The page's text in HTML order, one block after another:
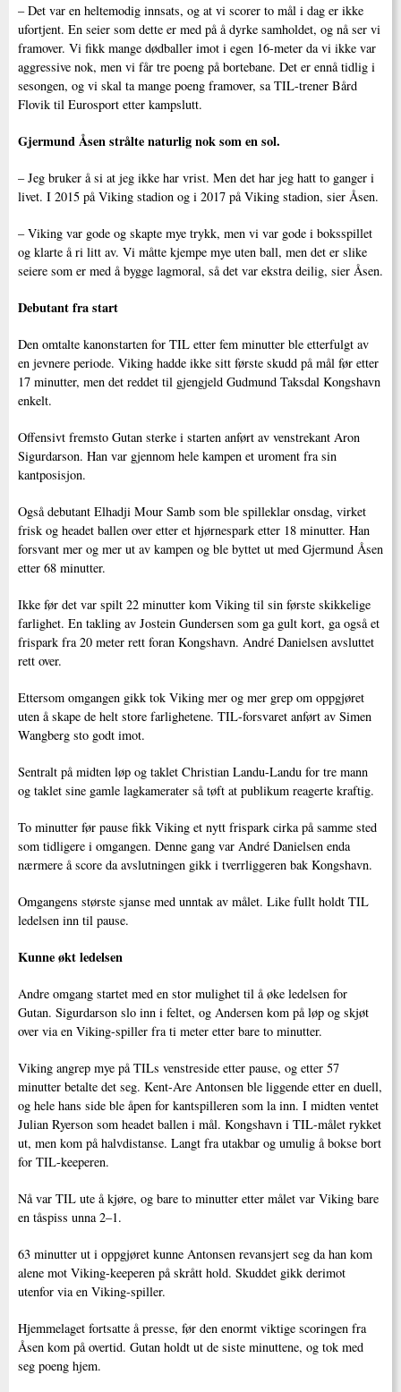
– Det var en heltemodig innsats, og at vi scorer to mål i dag er ikke
ufortjent. En seier som dette er med på å dyrke samholdet, og nå ser vi
framover. Vi fikk mange dødballer imot i egen 16-meter da vi ikke var
aggressive nok, men vi får tre poeng på bortebane. Det er ennå tidlig i
sesongen, og vi skal ta mange poeng framover, sa TIL-trener Bård
Flovik til Eurosport etter kampslutt.
Gjermund Åsen strålte naturlig nok som en sol.
– Jeg bruker å si at jeg ikke har vrist. Men det har jeg hatt to ganger i
livet. I 2015 på Viking stadion og i 2017 på Viking stadion, sier Åsen.
– Viking var gode og skapte mye trykk, men vi var gode i boksspillet
og klarte å ri litt av. Vi måtte kjempe mye uten ball, men det er slike
seiere som er med å bygge lagmoral, så det var ekstra deilig, sier Åsen.
Debutant fra start
Den omtalte kanonstarten for TIL etter fem minutter ble etterfulgt av
en jevnere periode. Viking hadde ikke sitt første skudd på mål før etter
17 minutter, men det reddet til gjengjeld Gudmund Taksdal Kongshavn
enkelt.
Offensivt fremsto Gutan sterke i starten anført av venstrekant Aron
Sigurdarson. Han var gjennom hele kampen et uroment fra sin
kantposisjon.
Også debutant Elhadji Mour Samb som ble spilleklar onsdag, virket
frisk og headet ballen over etter et hjørnespark etter 18 minutter. Han
forsvant mer og mer ut av kampen og ble byttet ut med Gjermund Åsen
etter 68 minutter.
Ikke før det var spilt 22 minutter kom Viking til sin første skikkelige
farlighet. En takling av Jostein Gundersen som ga gult kort, ga også et
frispark fra 20 meter rett foran Kongshavn. André Danielsen avsluttet
rett over.
Ettersom omgangen gikk tok Viking mer og mer grep om oppgjøret
uten å skape de helt store farlighetene. TIL-forsvaret anført av Simen
Wangberg sto godt imot.
Sentralt på midten løp og taklet Christian Landu-Landu for tre mann
og taklet sine gamle lagkamerater så tøft at publikum reagerte kraftig.
To minutter før pause fikk Viking et nytt frispark cirka på samme sted
som tidligere i omgangen. Denne gang var André Danielsen enda
nærmere å score da avslutningen gikk i tverrliggeren bak Kongshavn.
Omgangens største sjanse med unntak av målet. Like fullt holdt TIL
ledelsen inn til pause.
Kunne økt ledelsen
Andre omgang startet med en stor mulighet til å øke ledelsen for
Gutan. Sigurdarson slo inn i feltet, og Andersen kom på løp og skjøt
over via en Viking-spiller fra ti meter etter bare to minutter.
Viking angrep mye på TILs venstreside etter pause, og etter 57
minutter betalte det seg. Kent-Are Antonsen ble liggende etter en duell,
og hele hans side ble åpen for kantspilleren som la inn. I midten ventet
Julian Ryerson som headet ballen i mål. Kongshavn i TIL-målet rykket
ut, men kom på halvdistanse. Langt fra utakbar og umulig å bokse bort
for TIL-keeperen.
Nå var TIL ute å kjøre, og bare to minutter etter målet var Viking bare
en tåspiss unna 2–1.
63 minutter ut i oppgjøret kunne Antonsen revansjert seg da han kom
alene mot Viking-keeperen på skrått hold. Skuddet gikk derimot
utenfor via en Viking-spiller.
Hjemmelaget fortsatte å presse, før den enormt viktige scoringen fra
Åsen kom på overtid. Gutan holdt ut de siste minuttene, og tok med
seg poeng hjem.